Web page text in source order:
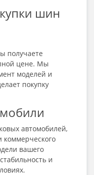
шин
получаете
цене. Мы
моделей и
покупку
автомобилей,
коммерческого
вашего
и